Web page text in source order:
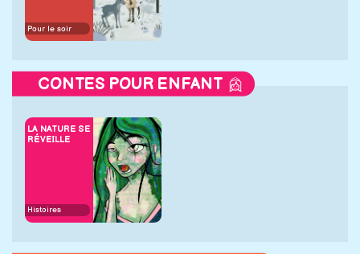
Pour le soir
CONTES POUR ENFANT
LA NATURE SE
RÉVEILLE
Histoires